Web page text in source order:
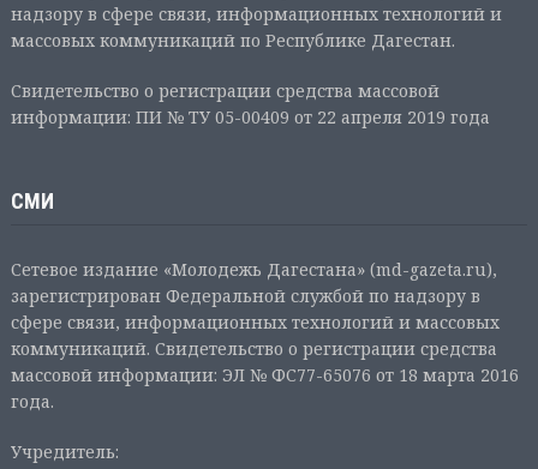
надзору в сфере связи, информационных технологий и
массовых коммуникаций по Республике Дагестан.
Свидетельство о регистрации средства массовой
информации: ПИ № ТУ 05-00409 от 22 апреля 2019 года
СМИ
Сетевое издание «Молодежь Дагестана» (md-gazeta.ru),
зарегистрирован Федеральной службой по надзору в
сфере связи, информационных технологий и массовых
коммуникаций. Свидетельство о регистрации средства
массовой информации: ЭЛ № ФС77-65076 от 18 марта 2016
года.
Учредитель: